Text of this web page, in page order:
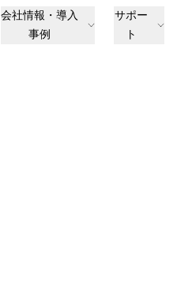
会社情報・導入
事例
サポー
ト